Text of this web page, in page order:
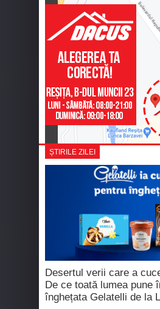
ȘTIRILE ZILEI
Desertul verii care a
De ce toată lumea pune
înghețata Gelatelli de la